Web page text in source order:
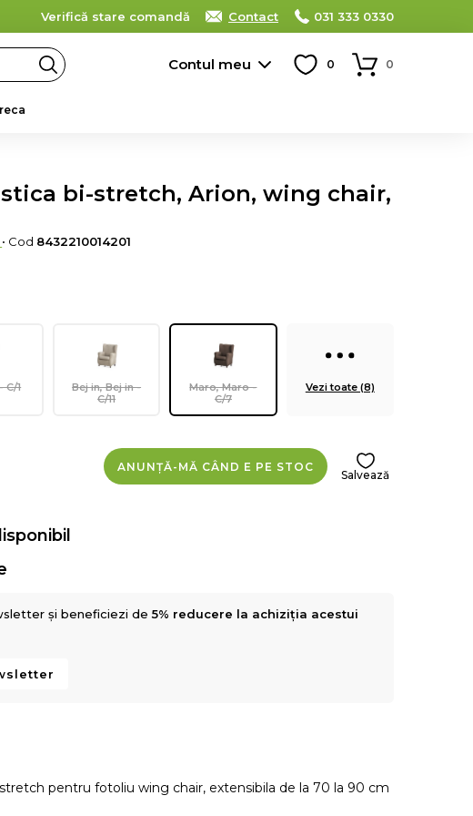
Verifică stare comandă Contact 031 333 0330
Contul meu 0 0
bi-stretch, Arion, wing chair,
• Cod 8432210014201
C/1
Bej in, Bej in -
C/11
Maro, Maro -
C/7
Vezi toate (8)
ANUNȚĂ-MĂ CÂND E PE STOC
Salvează
și beneficiezi de5% reducere la achiziția acestui
pentru fotoliu wing chair, extensibila de la 70 la 90 cm